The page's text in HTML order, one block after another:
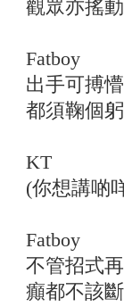
觀眾亦搖動
Fatboy
出手可搏懵
都須鞠個躬
KT
(你想講啲
Fatboy
不管招式
癲都不該